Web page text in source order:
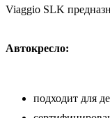
Viaggio SLK
Автокресло:
подходит для